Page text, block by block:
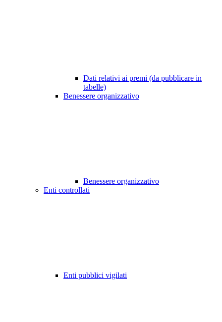
Dati relativi ai premi (da pubblicare in
tabelle)
Benessere organizzativo
Benessere organizzativo
Enti controllati
Enti pubblici vigilati